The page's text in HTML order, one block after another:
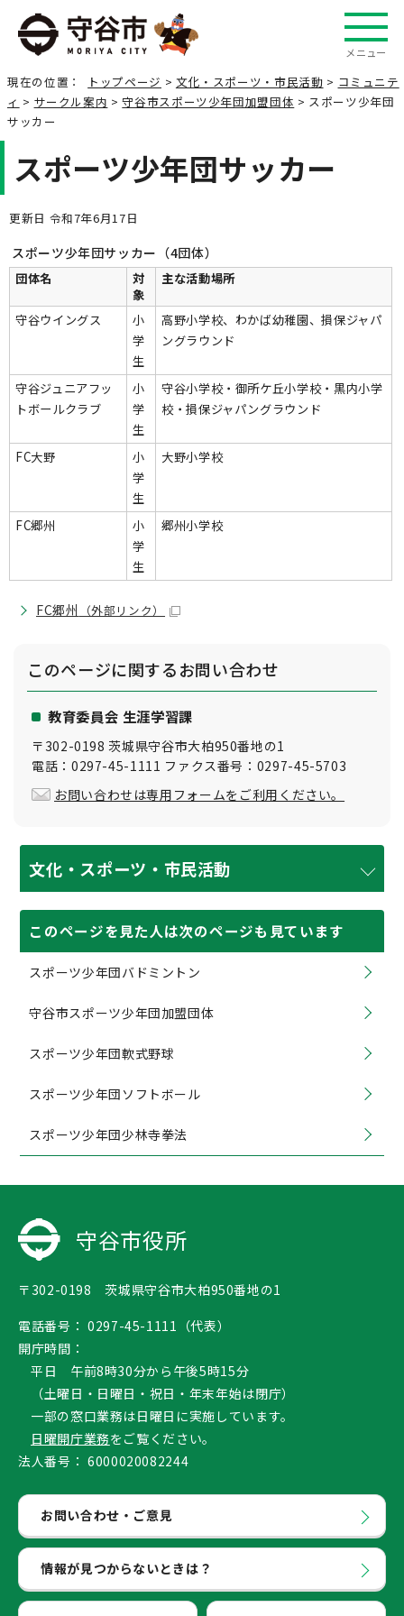
メニュー
現在の位置： トップページ > 文化・スポーツ・市民活動 > コミュニテ
ィ > サークル案内 >守谷市スポーツ少年団加盟団体 > スポーツ少年団
サッカー
スポーツ少年団サッカー
更新日 令和7年6月17日
スポーツ少年団サッカー（4団体）
団体名
対
象
主な活動場所
守谷ウイングス
小
学
生
高野小学校、わかば幼稚園、損保ジャパ
ングラウンド
守谷ジュニアフッ
トボールクラブ
小
学
生
守谷小学校・御所ケ丘小学校・黒内小学
校・損保ジャパングラウンド
FC大野
小
学
生
大野小学校
FC郷州
小
学
生
郷州小学校
FC郷州 （外部リンク）
このページに関するお問い合わせ
教育委員会 生涯学習課
〒302-0198 茨城県守谷市大柏950番地の1
電話：0297-45-1111 ファクス番号：0297-45-5703
お問い合わせは専用フォームをご利用ください。
文化・スポーツ・市民活動
このページを見た人は次のページも見ています
スポーツ少年団バドミントン
守谷市スポーツ少年団加盟団体
スポーツ少年団軟式野球
スポーツ少年団ソフトボール
スポーツ少年団少林寺拳法
守谷市役所
〒302-0198 茨城県守谷市大柏950番地の1
電話番号： 0297-45-1111（代表）
開庁時間：
平日 午前8時30分から午後5時15分
（土曜日・日曜日・祝日・年末年始は閉庁）
一部の窓口業務は日曜日に実施しています。
日曜開庁業務をご覧ください。
法人番号： 6000020082244
お問い合わせ・ご意見
情報が見つからないときは？